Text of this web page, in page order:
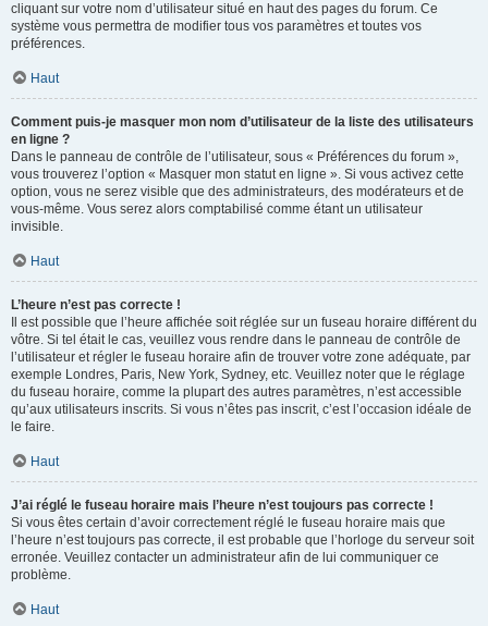
cliquant sur votre nom d’utilisateur situé en haut des pages du forum. Ce
système vous permettra de modifier tous vos paramètres et toutes vos
préférences.
Haut
Comment puis-je masquer mon nom d’utilisateur de la liste des utilisateurs
en ligne ?
Dans le panneau de contrôle de l’utilisateur, sous « Préférences du forum »,
vous trouverez l’option « Masquer mon statut en ligne ». Si vous activez cette
option, vous ne serez visible que des administrateurs, des modérateurs et de
vous-même. Vous serez alors comptabilisé comme étant un utilisateur
invisible.
Haut
L’heure n’est pas correcte !
Il est possible que l’heure affichée soit réglée sur un fuseau horaire différent du
vôtre. Si tel était le cas, veuillez vous rendre dans le panneau de contrôle de
l’utilisateur et régler le fuseau horaire afin de trouver votre zone adéquate, par
exemple Londres, Paris, New York, Sydney, etc. Veuillez noter que le réglage
du fuseau horaire, comme la plupart des autres paramètres, n’est accessible
qu’aux utilisateurs inscrits. Si vous n’êtes pas inscrit, c’est l’occasion idéale de
le faire.
Haut
J’ai réglé le fuseau horaire mais l’heure n’est toujours pas correcte !
Si vous êtes certain d’avoir correctement réglé le fuseau horaire mais que
l’heure n’est toujours pas correcte, il est probable que l’horloge du serveur soit
erronée. Veuillez contacter un administrateur afin de lui communiquer ce
problème.
Haut